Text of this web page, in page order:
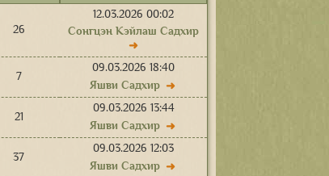
26
12.03.2026 00:02
Сонгцэн Кэйлаш Садхир
➜
7
09.03.2026 18:40
Яшви Садхир ➜
21
09.03.2026 13:44
Яшви Садхир ➜
37
09.03.2026 12:03
Яшви Садхир ➜